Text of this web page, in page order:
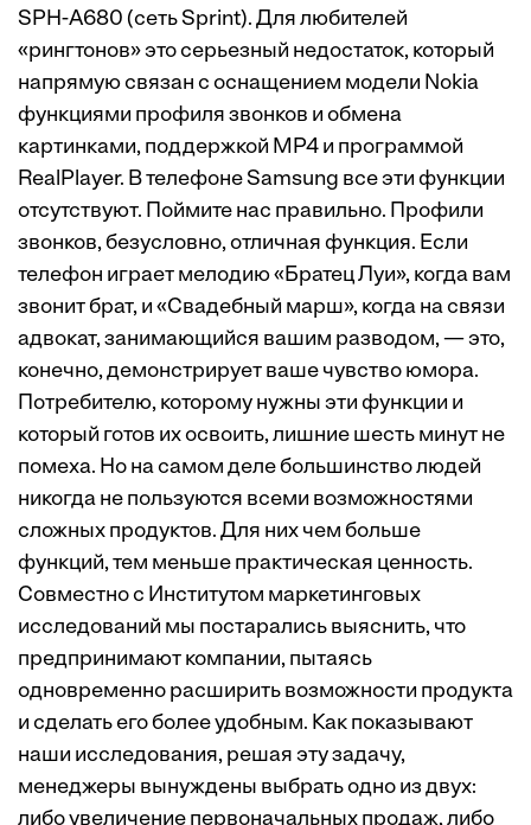
SPH-A680 (сеть Sprint). Для любителей
«рингтонов» это серьезный недостаток, который
напрямую связан с оснащением модели Nokia
функциями профиля звонков и обмена
картинками, поддержкой MP4 и программой
RealPlayer. В телефоне Samsung все эти функции
отсутствуют. Поймите нас правильно. Профили
звонков, безусловно, отличная функция. Если
телефон играет мелодию «Братец Луи», когда вам
звонит брат, и «Свадебный марш», когда на связи
адвокат, занимающийся вашим разводом, — это,
конечно, демонстрирует ваше чувство юмора.
Потребителю, которому нужны эти функции и
который готов их освоить, лишние шесть минут не
помеха. Но на самом деле большинство людей
никогда не пользуются всеми возможностями
сложных продуктов. Для них чем больше
функций, тем меньше практическая ценность.
Совместно с Институтом маркетинговых
исследований мы постарались выяснить, что
предпринимают компании, пытаясь
одновременно расширить возможности продукта
и сделать его более удобным. Как показывают
наши исследования, решая эту задачу,
менеджеры вынуждены выбрать одно из двух:
либо увеличение первоначальных продаж, либо